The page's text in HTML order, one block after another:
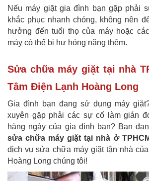
Nếu máy giặt gia đình bạn gặp phải
khắc phục nhanh chóng, không nên
hưởng đến tuổi thọ của máy hoặc
máy có thể bị hư hỏng nặng thêm.
Sửa chữa máy giặt tại nhà
Tâm Điện Lạnh Hoàng Long
Gia đình bạn đang sử dụng máy
xuyên gặp phải các sự cố làm gián
hàng ngày của gia đình bạn? Bạn
sửa chữa máy giặt tại nhà ở
dịch vụ sửa chữa máy giặt tận nhà
Hoàng Long chúng tôi!